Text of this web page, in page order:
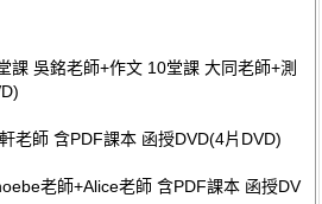
吳銘老師+作文 10堂課 大同老師+測
老師 含PDF課本 函授DVD(4片DVD)
老師+Alice老師 含PDF課本 函授DV